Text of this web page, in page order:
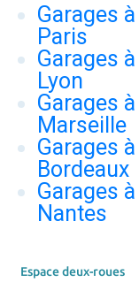
Garages à
Paris
Garages à
Lyon
Garages à
Marseille
Garages à
Bordeaux
Garages à
Nantes
Espace deux-roues